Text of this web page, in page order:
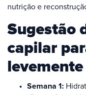
nutrição e
Sugestão
capilar
Semana 1: